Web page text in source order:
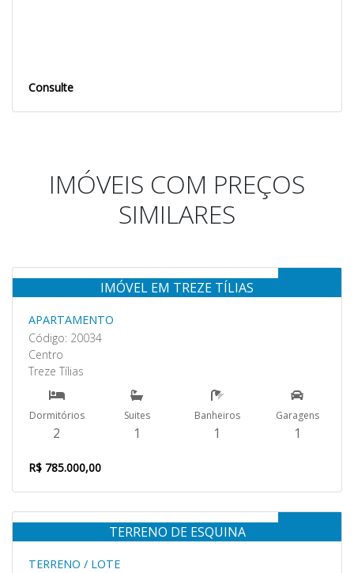
Consulte
IMÓVEIS COM PREÇOS
SIMILARES
IMÓVEL EM TREZE TÍLIAS
APARTAMENTO
Código: 20034
Centro
Treze Tílias
Dormitórios
2
Suites
1
Banheiros
1
Garagens
1
R$ 785.000,00
TERRENO DE ESQUINA
TERRENO / LOTE